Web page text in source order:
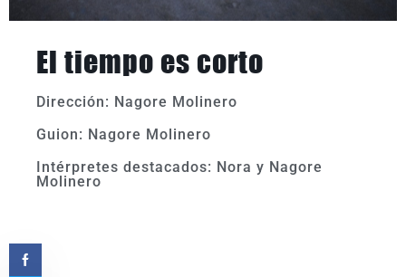
El tiempo es corto
Dirección: Nagore Molinero
Guion: Nagore Molinero
Intérpretes destacados: Nora y Nagore
Molinero